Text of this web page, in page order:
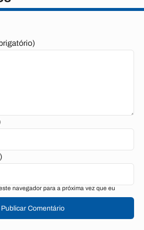
navegador para a próxima vez que eu
Publicar Comentário